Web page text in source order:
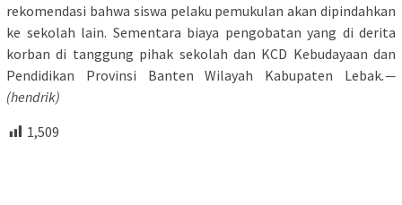
rekomendasi bahwa siswa pelaku pemukulan akan dipindahkan
ke sekolah lain. Sementara biaya pengobatan yang di derita
korban di tanggung pihak sekolah dan KCD Kebudayaan dan
Pendidikan Provinsi Banten Wilayah Kabupaten Lebak.—
(hendrik)
1,509